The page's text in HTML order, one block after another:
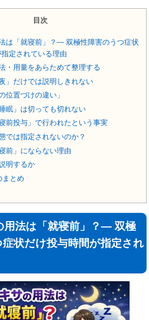
目次
は「就寝前」？― 双極性障害のうつ症状
定されている理由
・用量をあらためて整理する
」だけでは説明しきれない
位置づけの違い」
眠」は切っても切れない
前投与」で行われたという事実
では指定されないのか？
前」にならない理由
明するか
まとめ
用法は「就寝前」？― 双極
状だけ投与時間が指定され